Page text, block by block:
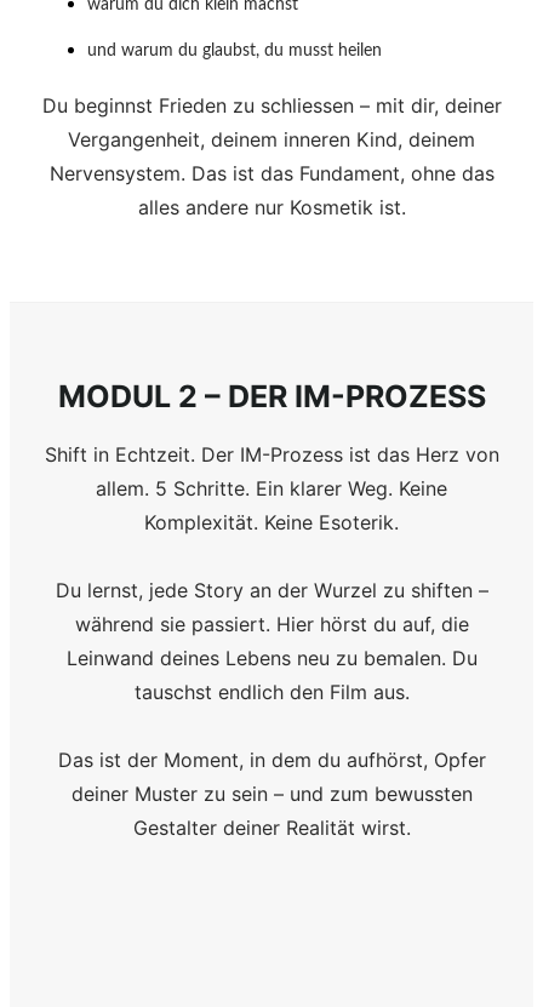
warum du dich klein machst
und warum du glaubst, du musst heilen
Du beginnst Frieden zu schliessen – mit dir, deiner
Vergangenheit, deinem inneren Kind, deinem
Nervensystem. Das ist das Fundament, ohne das
alles andere nur Kosmetik ist.
MODUL 2 – DER IM-PROZESS
Shift in Echtzeit. Der IM-Prozess ist das Herz von
allem. 5 Schritte. Ein klarer Weg. Keine
Komplexität. Keine Esoterik.
Du lernst, jede Story an der Wurzel zu shiften –
während sie passiert. Hier hörst du auf, die
Leinwand deines Lebens neu zu bemalen. Du
tauschst endlich den Film aus.
Das ist der Moment, in dem du aufhörst, Opfer
deiner Muster zu sein – und zum bewussten
Gestalter deiner Realität wirst.